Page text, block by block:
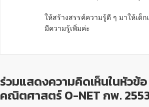
ให้สร้างสรรค์ความรู้ดี ๆ มาให้เด็ก
มีความรู้เพิ่มค่ะ
ร่วมแสดงความคิดเห็นในหัวข้อ
คณิตศาสตร์ O-NET กพ.